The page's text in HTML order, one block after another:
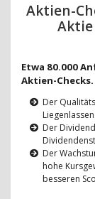
Aktien-
Etwa 80.000
Aktien-Checks.
Der
Der
Der
hohe
besseren